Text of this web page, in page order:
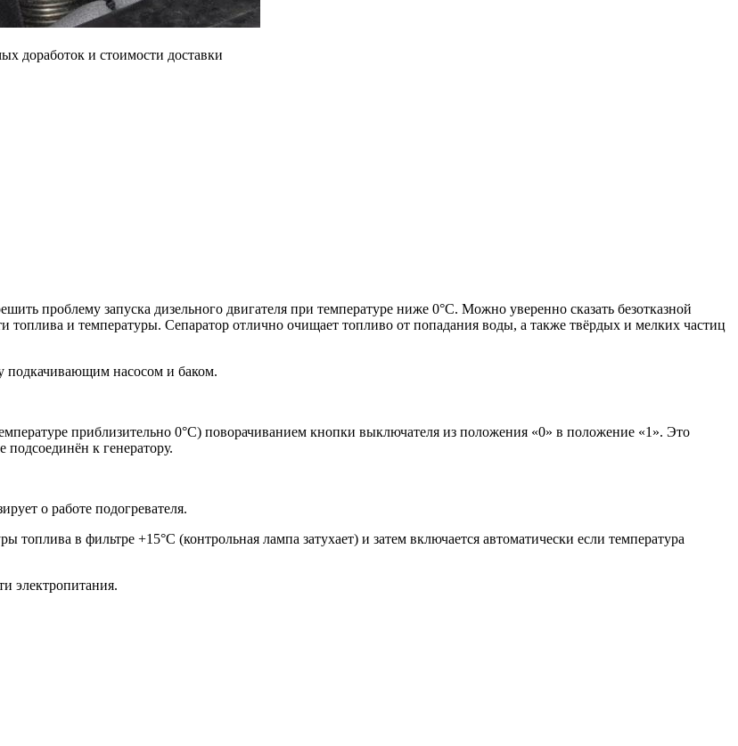
доработок и стоимости доставки
проблему запуска дизельного двигателя при температуре ниже 0°С. Можно уверенно сказать безотказной
топлива и температуры. Сепаратор отлично очищает топливо от попадания воды, а также твёрдых и мелких частиц
подкачивающим насосом и баком.
приблизительно 0°С) поворачиванием кнопки выключателя из положения «0» в положение «1». Это
к генератору.
о работе подогревателя.
в фильтре +15°С (контрольная лампа затухает) и затем включается автоматически если температура
электропитания.